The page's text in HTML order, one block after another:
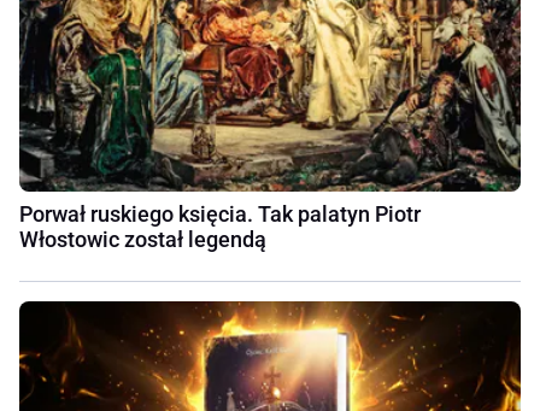
Porwał ruskiego księcia. Tak palatyn Piotr
Włostowic został legendą